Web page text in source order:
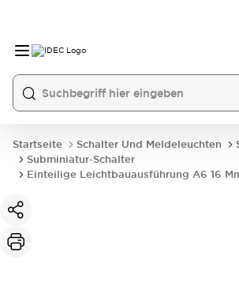
Startseite Schalter Und Meldeleuchten
Subminiatur-Schalter
Einteilige Leichtbauausführung A6 16